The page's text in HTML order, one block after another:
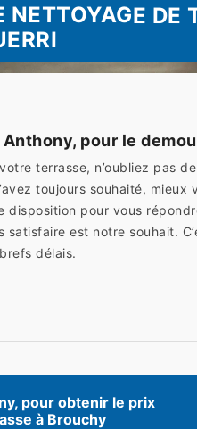
NETTOYAGE
Anthony, pour le
terrasse, n’oubliez pas
toujours souhaité,
disposition pour vous
satisfaire est notre souhait.
délais.
pour obtenir le prix
à Brouchy